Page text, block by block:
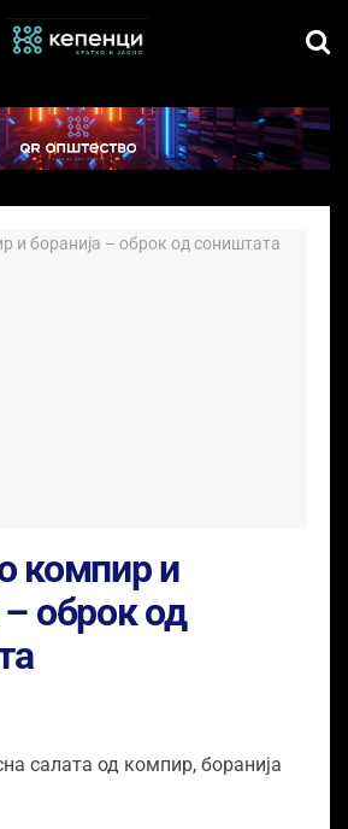
компир и
– оброк од
салата од компир, боранија